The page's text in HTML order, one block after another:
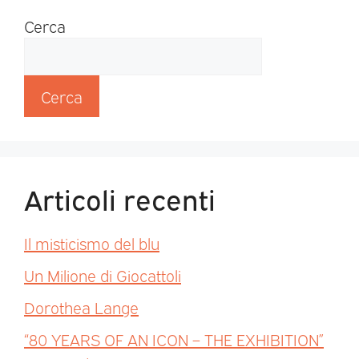
Cerca
Cerca
Articoli recenti
Il misticismo del blu
Un Milione di Giocattoli
Dorothea Lange
“80 YEARS OF AN ICON – THE EXHIBITION”